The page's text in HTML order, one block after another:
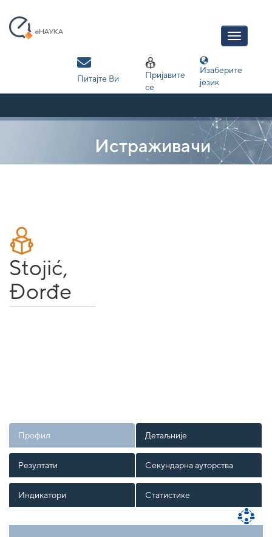
navigation
Питајте Ви
Пријавите
се
Изаберите
језик
Истраживачи
Stojić,
Đorđe
Профил Детаљније
Резултати Секундарна ауторства
Индикатори Статистике